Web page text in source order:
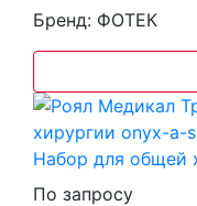
Бренд: ФОТЕК
Набор для общей
По запросу